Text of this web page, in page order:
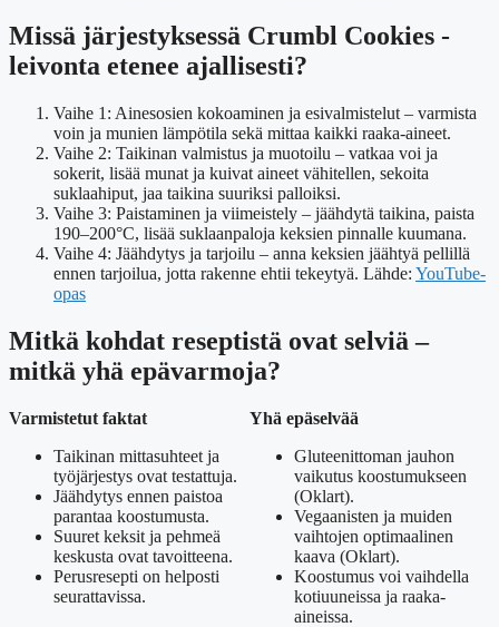
Missä järjestyksessä Crumbl Cookies -
leivonta etenee ajallisesti?
Vaihe 1: Ainesosien kokoaminen ja esivalmistelut – varmista
voin ja munien lämpötila sekä mittaa kaikki raaka-aineet.
Vaihe 2: Taikinan valmistus ja muotoilu – vatkaa voi ja
sokerit, lisää munat ja kuivat aineet vähitellen, sekoita
suklaahiput, jaa taikina suuriksi palloiksi.
Vaihe 3: Paistaminen ja viimeistely – jäähdytä taikina, paista
190–200°C, lisää suklaanpaloja keksien pinnalle kuumana.
Vaihe 4: Jäähdytys ja tarjoilu – anna keksien jäähtyä pellillä
ennen tarjoilua, jotta rakenne ehtii tekeytyä. Lähde: YouTube-
opas
Mitkä kohdat reseptistä ovat selviä –
mitkä yhä epävarmoja?
Varmistetut faktat
Taikinan mittasuhteet ja
työjärjestys ovat testattuja.
Jäähdytys ennen paistoa
parantaa koostumusta.
Suuret keksit ja pehmeä
keskusta ovat tavoitteena.
Perusresepti on helposti
seurattavissa.
Yhä epäselvää
Gluteenittoman jauhon
vaikutus koostumukseen
(Oklart).
Vegaanisten ja muiden
vaihtojen optimaalinen
kaava (Oklart).
Koostumus voi vaihdella
kotiuuneissa ja raaka-
aineissa.